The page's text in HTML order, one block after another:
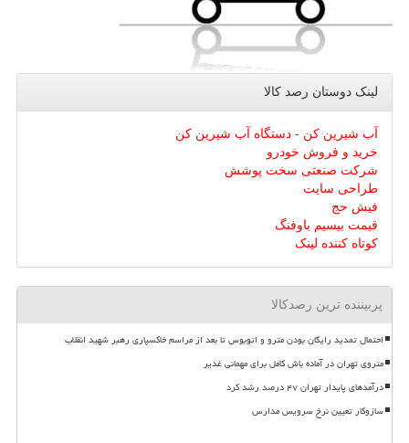
لینک دوستان رصد كالا
آب شیرین کن - دستگاه آب شیرین کن
خرید و فروش خودرو
شرکت صنعتی سخت پوشش
طراحی سایت
فیش حج
قیمت بیسیم باوفنگ
کوتاه کننده لینک
پربیننده ترین رصدکالا
احتمال تمدید رایگان بودن مترو و اتوبوس تا بعد از مراسم خاکسپاری رهبر شهید انقلاب
متروی تهران در آماده باش کامل برای مهمانی غدیر
درآمدهای پایدار تهران ۴۷ درصد رشد کرد
سازوکار تعیین نرخ سرویس مدارس